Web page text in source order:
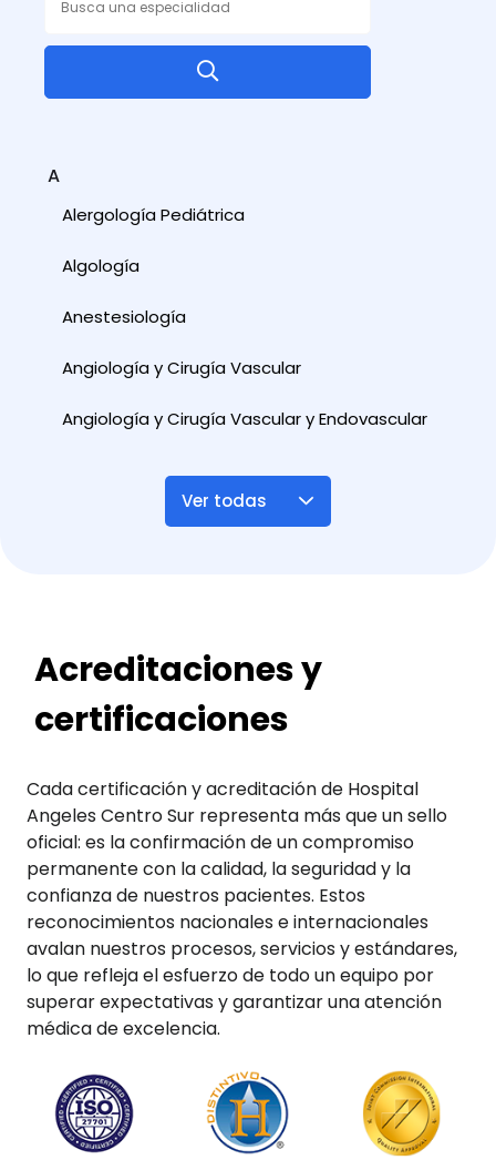
A
Alergología Pediátrica
Algología
Anestesiología
Angiología y Cirugía Vascular
Angiología y Cirugía Vascular y Endovascular
Ver todas
Acreditaciones y
certificaciones
Cada certificación y acreditación de Hospital
Angeles Centro Sur representa más que un sello
oficial: es la confirmación de un compromiso
permanente con la calidad, la seguridad y la
confianza de nuestros pacientes. Estos
reconocimientos nacionales e internacionales
avalan nuestros procesos, servicios y estándares,
lo que refleja el esfuerzo de todo un equipo por
superar expectativas y garantizar una atención
médica de excelencia.